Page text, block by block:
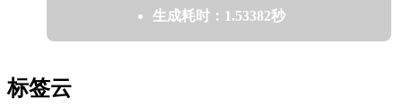
生成耗时：1.53382秒
标签云